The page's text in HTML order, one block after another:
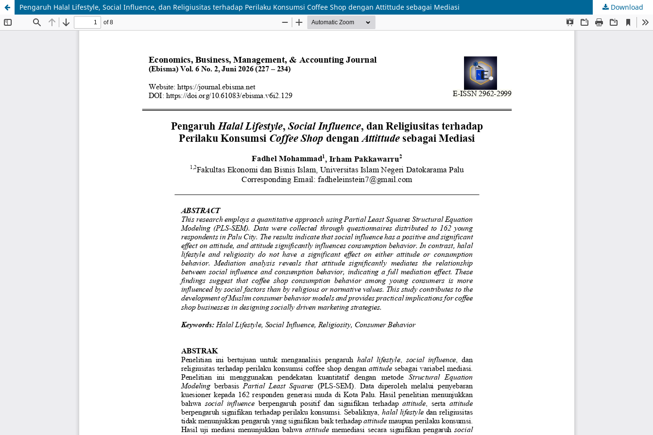
Pengaruh Halal Lifestyle, Social Influence, dan Religiusitas terhadap Perilaku Konsumsi Coffee Shop dengan Attittude sebagai Mediasi Download